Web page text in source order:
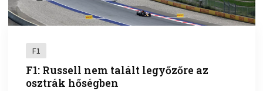
F1
F1: Russell nem talált legyőzőre az
osztrák hőségben